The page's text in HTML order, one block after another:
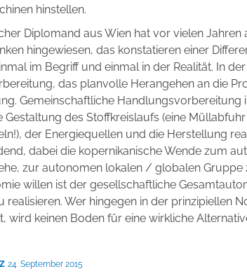
hinstellen.
Diplomand aus Wien hat vor vielen
hingewiesen, das konstatieren einer
im Begriff und einmal in der Realität. In der
das planvolle Herangehen an die
Gemeinschaftliche Handlungsvorbereitung
Gestaltung des Stoffkreislaufs (eine
der Energiequellen und die Herstellung
dabei die kopernikanische Wende zum
zur autonomen lokalen / globalen Gruppe
willen ist der gesellschaftliche
realisieren. Wer hingegen in der prinzipiellen
wird keinen Boden für eine wirkliche
24. September 2015